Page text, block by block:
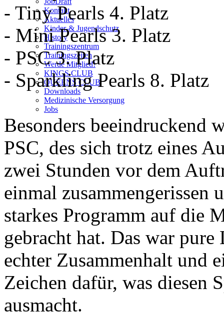
Kontakt
Aktuelles
Kinder-& Jugendschutz
History
Trainingszentrum
Trainingszeiten
Werde Mitglied!
KINGS CLUB
QUEENS CLUB
Downloads
Medizinische Versorgung
Jobs
- Tiny Pearls 4. Platz
- Mini Pearls 3. Platz
- PSC 3. Platz
- Sparkling Pearls 8. Platz
Besonders beeindruckend
PSC, des sich trotz eines
zwei Stunden vor dem
einmal zusammengerissen
starkes Programm auf die
gebracht hat. Das war pure
echter Zusammenhalt und
Zeichen dafür, was diesen
ausmacht.